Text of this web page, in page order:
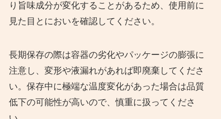
り旨味成分が変化することがあるため、使用前に
見た目とにおいを確認してください。
長期保存の際は容器の劣化やパッケージの膨張に
注意し、変形や液漏れがあれば即廃棄してくださ
い。保存中に極端な温度変化があった場合は品質
低下の可能性が高いので、慎重に扱ってくださ